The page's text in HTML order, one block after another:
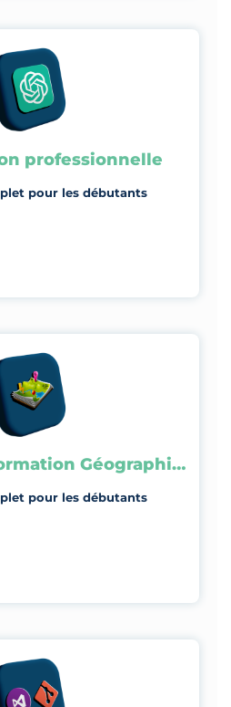
professionnelle
pour les débutants
Systèmes d’Information Géographique
pour les débutants